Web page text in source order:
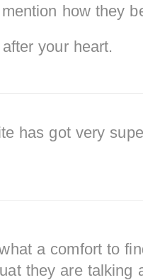
how they
your heart.
has got very
a comfort to
they are talking